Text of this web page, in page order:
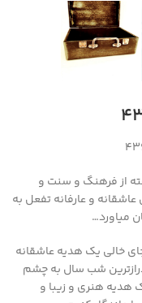
از فرهنگ و سنت و
و عارفانه تفعل به
میاورد…
خالی یک هدیه عاشقانه
شب سال به چشم
هدیه هنری و زیبا و